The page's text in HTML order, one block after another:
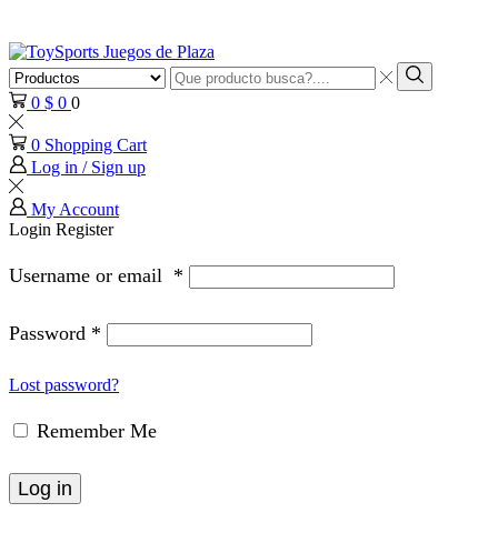
Search
input
Search
0 $ 0 0
0 Shopping Cart
Log in / Sign up
My Account
Login Register
Username or email *
Password *
Lost password?
Remember Me
Log in